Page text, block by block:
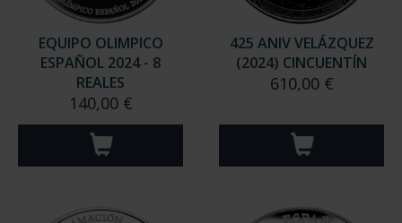
EQUIPO OLIMPICO
ESPAÑOL 2024 - 8
REALES
140,00 €
425 ANIV VELÁZQUEZ
(2024) CINCUENTÍN
610,00 €